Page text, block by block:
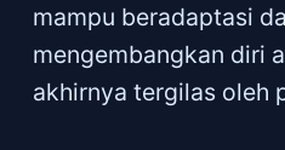
mampu beradaptasi
mengembangkan diri
akhirnya tergilas oleh